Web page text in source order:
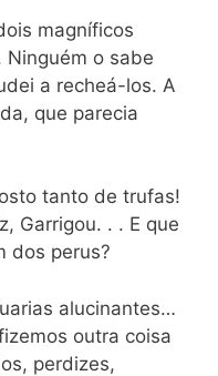
magníficos
o sabe
a recheá-los. A
que parecia
tanto de trufas!
Garrigou. . . E que
dos perus?
alucinantes…
outra coisa
perdizes,